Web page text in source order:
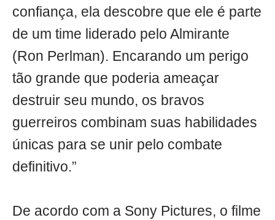
confiança, ela descobre que ele é parte
de um time liderado pelo Almirante
(Ron Perlman). Encarando um perigo
tão grande que poderia ameaçar
destruir seu mundo, os bravos
guerreiros combinam suas habilidades
únicas para se unir pelo combate
definitivo.”
De acordo com a Sony Pictures, o filme